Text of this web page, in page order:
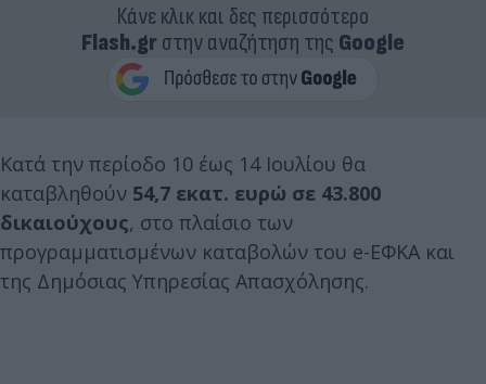
Κάνε κλικ και δες περισσότερο
Flash.grστην αναζήτηση της Google
Κατά την περίοδο 10 έως 14 Ιουλίου θα
καταβληθούν 54,7 εκατ. ευρώ σε 43.800
δικαιούχους, στο πλαίσιο των
προγραμματισμένων καταβολών του e-ΕΦΚΑ και
της Δημόσιας Υπηρεσίας Απασχόλησης.